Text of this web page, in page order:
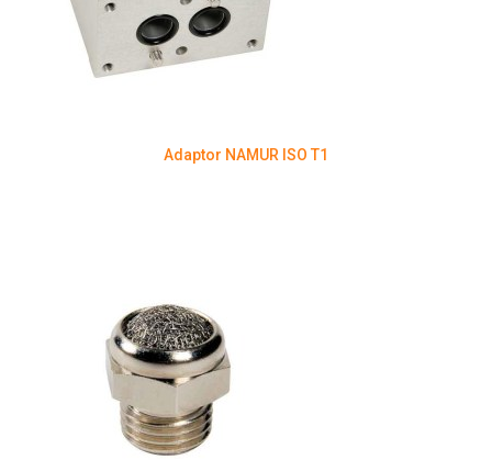
Adaptor NAMUR ISO T1